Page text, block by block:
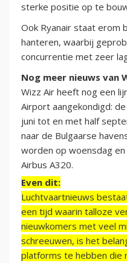
sterke positie op te
Ook Ryanair staat erom
hanteren, waarbij
concurrentie met zeer
Nog meer nieuws van
Wizz Air heeft nog een
Airport aangekondigd:
juni tot en met half
naar de Bulgaarse
worden op woensdag
Airbus A320.
Even dit:
Luchtvaartnieuws
een tijd waarin talloze
nieuwkomers met veel
schreeuwen, is het
platforms te hebben die